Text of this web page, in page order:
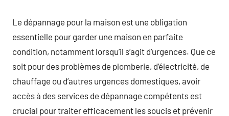
Le dépannage pour la maison est une obligation
essentielle pour garder une maison en parfaite
condition, notamment lorsqu’il s’agit d’urgences. Que ce
soit pour des problèmes de plomberie, d’électricité, de
chauffage ou d’autres urgences domestiques, avoir
accès à des services de dépannage compétents est
crucial pour traiter efficacement les soucis et prévenir